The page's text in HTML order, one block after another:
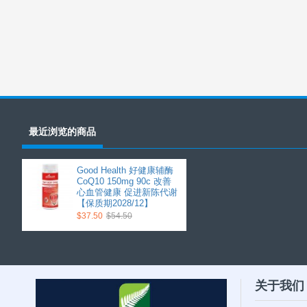
最近浏览的商品
Good Health 好健康辅酶
CoQ10 150mg 90c 改善
心血管健康 促进新陈代谢
【保质期2028/12】
$37.50 $54.50
关于我们